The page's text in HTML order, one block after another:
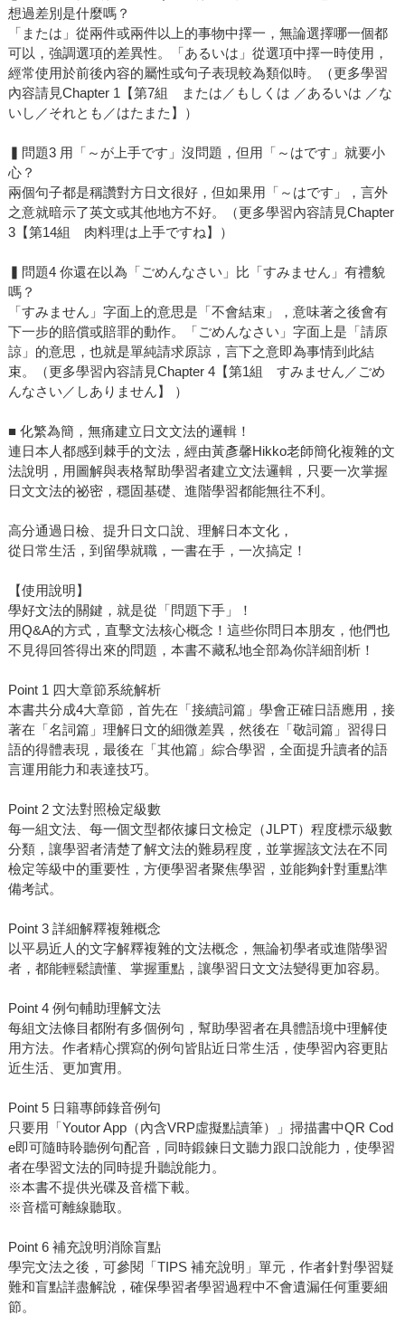
想過差別是什麼嗎？
「または」從兩件或兩件以上的事物中擇一，無論選擇哪一個都
可以，強調選項的差異性。「あるいは」從選項中擇一時使用，
經常使用於前後內容的屬性或句子表現較為類似時。（更多學習
內容請見Chapter 1【第7組 または／もしくは ／あるいは ／な
いし／それとも／はたまた】）
▍問題3 用「～が上手です」沒問題，但用「～はです」就要小
心？
兩個句子都是稱讚對方日文很好，但如果用「～はです」，言外
之意就暗示了英文或其他地方不好。（更多學習內容請見Chapter
3【第14組 肉料理は上手ですね】）
▍問題4 你還在以為「ごめんなさい」比「すみません」有禮貌
嗎？
「すみません」字面上的意思是「不會結束」，意味著之後會有
下一步的賠償或賠罪的動作。「ごめんなさい」字面上是「請原
諒」的意思，也就是單純請求原諒，言下之意即為事情到此結
束。（更多學習內容請見Chapter 4【第1組 すみません／ごめ
んなさい／しありません】 ）
■ 化繁為簡，無痛建立日文文法的邏輯！
連日本人都感到棘手的文法，經由黃彥馨Hikko老師簡化複雜的文
法說明，用圖解與表格幫助學習者建立文法邏輯，只要一次掌握
日文文法的祕密，穩固基礎、進階學習都能無往不利。
高分通過日檢、提升日文口說、理解日本文化，
從日常生活，到留學就職，一書在手，一次搞定！
【使用說明】
學好文法的關鍵，就是從「問題下手」！
用Q&A的方式，直擊文法核心概念！這些你問日本朋友，他們也
不見得回答得出來的問題，本書不藏私地全部為你詳細剖析！
Point 1 四大章節系統解析
本書共分成4大章節，首先在「接續詞篇」學會正確日語應用，接
著在「名詞篇」理解日文的細微差異，然後在「敬詞篇」習得日
語的得體表現，最後在「其他篇」綜合學習，全面提升讀者的語
言運用能力和表達技巧。
Point 2 文法對照檢定級數
每一組文法、每一個文型都依據日文檢定（JLPT）程度標示級數
分類，讓學習者清楚了解文法的難易程度，並掌握該文法在不同
檢定等級中的重要性，方便學習者聚焦學習，並能夠針對重點準
備考試。
Point 3 詳細解釋複雜概念
以平易近人的文字解釋複雜的文法概念，無論初學者或進階學習
者，都能輕鬆讀懂、掌握重點，讓學習日文文法變得更加容易。
Point 4 例句輔助理解文法
每組文法條目都附有多個例句，幫助學習者在具體語境中理解使
用方法。作者精心撰寫的例句皆貼近日常生活，使學習內容更貼
近生活、更加實用。
Point 5 日籍專師錄音例句
只要用「Youtor App（內含VRP虛擬點讀筆）」掃描書中QR Cod
e即可隨時聆聽例句配音，同時鍛鍊日文聽力跟口說能力，使學習
者在學習文法的同時提升聽說能力。
※本書不提供光碟及音檔下載。
※音檔可離線聽取。
Point 6 補充說明消除盲點
學完文法之後，可參閱「TIPS 補充說明」單元，作者針對學習疑
難和盲點詳盡解說，確保學習者學習過程中不會遺漏任何重要細
節。